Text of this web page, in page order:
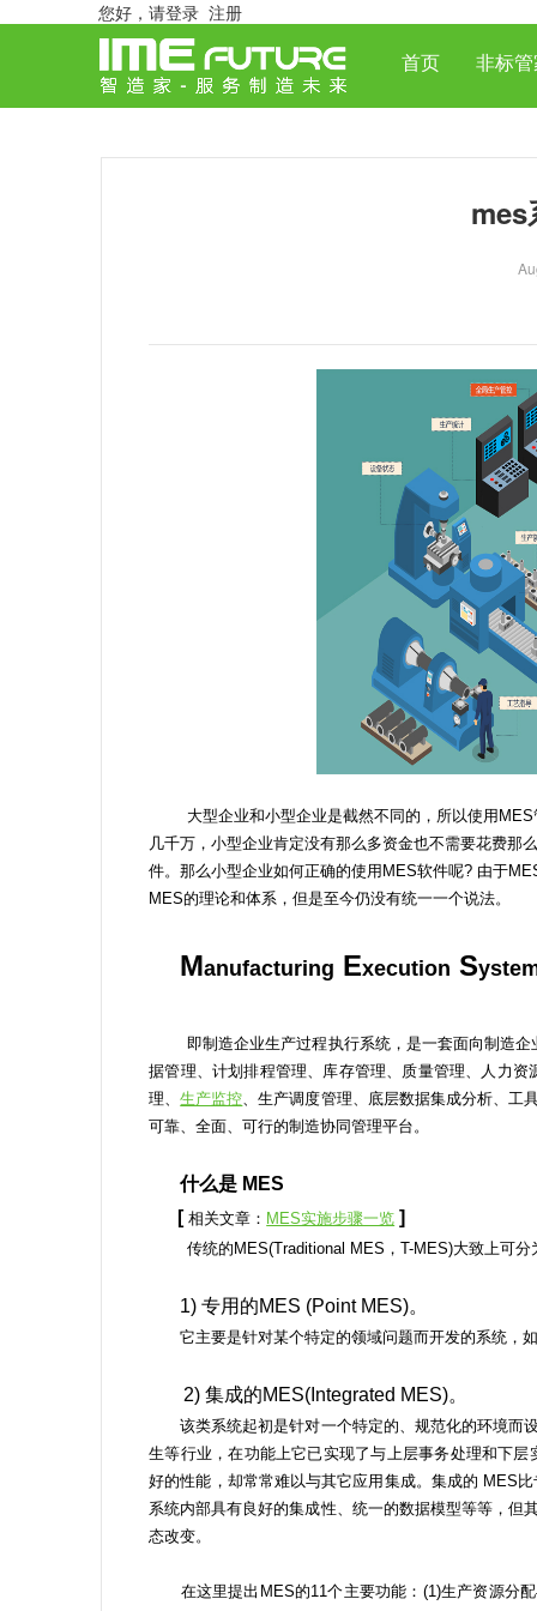
您好， 请登录 注册
首页 非标
mes
大型企业和小型企业是截然不同的，所以使用
几千万，小型企业肯定没有那么多资金也不需要花费那
件。那么小型企业如何正确的使用MES软件呢? 由于
MES的理论和体系，但是至今仍没有统一一个说法。
Manufacturing Execution S
即制造企业生产过程执行系统，是一套面向制造企
据管理、计划排程管理、库存管理、质量管理、人力资
理、生产监控、生产调度管理、底层数据集成分析、工
可靠、全面、可行的制造协同管理平台。
什么是 MES
[相关文章： MES实施步骤一览 ]
传统的MES(Traditional MES，T-MES)大致上可分
1) 专用的MES (Point MES)。
它主要是针对某个特定的领域问题而开发的系统，
2) 集成的MES(Integrated MES)。
该类系统起初是针对一个特定的、规范化的环境而
生等行业，在功能上它已实现了与上层事务处理和下
好的性能，却常常难以与其它应用集成。集成的 MES
系统内部具有良好的集成性、统一的数据模型等等，但
态改变。
在这里提出MES的11个主要功能：(1)生产资源分配